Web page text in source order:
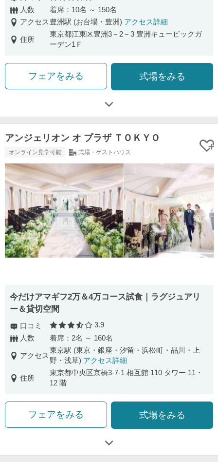
人数
着席：10名 ～ 150名
アクセス 豊洲駅 (お台場・豊洲) アクセス詳細
住所
東京都江東区豊洲3－2－3 豊洲キュービックガ
ーデン1Ｆ
フェアをみる 式場をみる
アンジェリオン オ プラザ ＴＯＫＹＯ
オンライン見学可能 式場・ゲストハウス
今だけアマギフ2万＆4万コース試食｜ラグジュアリ
ー＆貸切空間
口コミ 口コミ評価
3.9
人数
着席：2名 ～ 160名
アクセス
東京駅 (東京・銀座・汐留・浜松町・品川・上
野・浅草) アクセス詳細
住所
東京都中央区京橋3-7-1 相互館 110 タワー 11・
12 階
フェアをみる 式場をみる